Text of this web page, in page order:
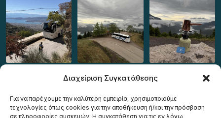
Διαχείριση Συγκατάθεσης
Για να παρέχουμε την καλύτερη εμπειρία, χρησιμοποιούμε
τεχνολογίες όπως cookies για την αποθήκευση ή/και την πρόσβαση
σε πληροφορίες συσκευών. Η συγκατάθεση για τις εν λόγω